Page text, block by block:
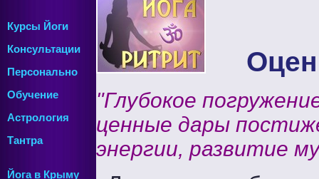
Курсы Йоги
Консультации
Персонально
Обучение
Астрология
Тантра
Йога в Крыму
"Глубокое
ценные дары
энергии, развитие